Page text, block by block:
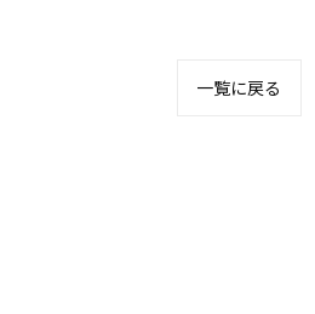
一覧に戻る